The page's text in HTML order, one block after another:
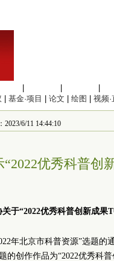
基金·项目 论文 绘图 视频·
6/11 14:44:10
优秀科普创
于“2022优秀科普创新成果
年北京市科普资源”选题
的创作作品为“2022优秀科普